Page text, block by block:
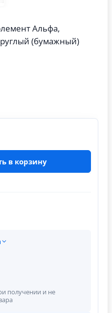
Альфа,
круглый (бумажный)
в корзину
получении и не